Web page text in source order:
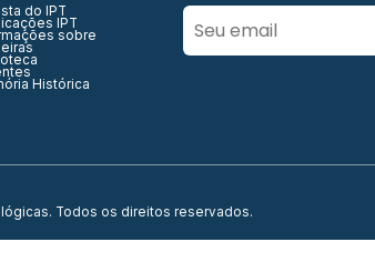
do IPT
IPT
sobre
Histórica
Todos os direitos reservados.